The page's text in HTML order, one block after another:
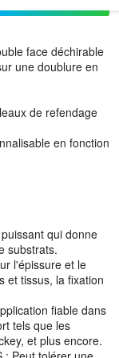
face déchirable
une doublure en
de refendage
en fonction
qui donne
substrats.
l'épissure et le
et tissus, la fixation
fiable dans
tels que les
et plus encore.